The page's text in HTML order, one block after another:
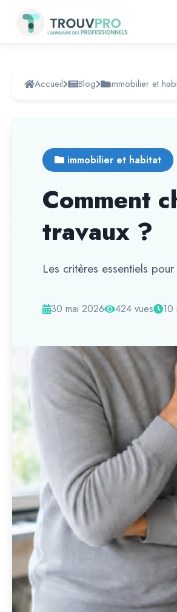
Accueil Blog immobilier et
immobilier et habitat
Comment
travaux ?
Les critères essentiels
30 mai 2026 424 vues 10